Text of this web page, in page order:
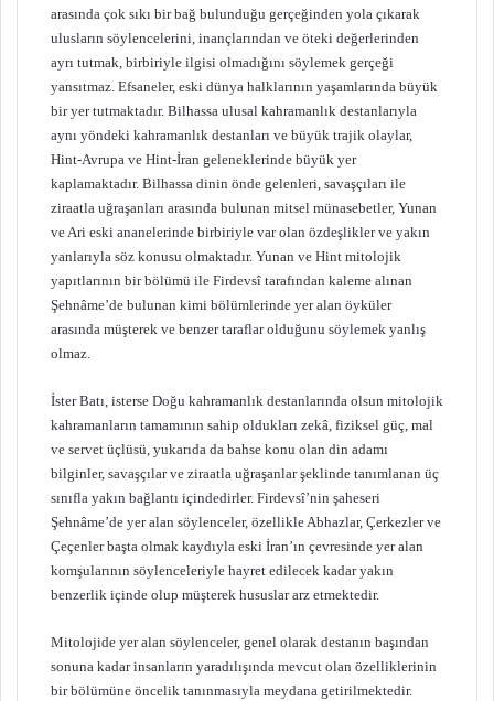
arasında çok sıkı bir bağ bulunduğu gerçeğinden yola çıkarak
ulusların söylencelerini, inançlarından ve öteki değerlerinden
ayrı tutmak, birbiriyle ilgisi olmadığını söylemek gerçeği
yansıtmaz. Efsaneler, eski dünya halklarının yaşamlarında büyük
bir yer tutmaktadır. Bilhassa ulusal kahramanlık destanlarıyla
aynı yöndeki kahramanlık destanları ve büyük trajik olaylar,
Hint-Avrupa ve Hint-İran geleneklerinde büyük yer
kaplamaktadır. Bilhassa dinin önde gelenleri, savaşçıları ile
ziraatla uğraşanları arasında bulunan mitsel münasebetler, Yunan
ve Ari eski ananelerinde birbiriyle var olan özdeşlikler ve yakın
yanlarıyla söz konusu olmaktadır. Yunan ve Hint mitolojik
yapıtlarının bir bölümü ile Firdevsî tarafından kaleme alınan
Şehnâme’de bulunan kimi bölümlerinde yer alan öyküler
arasında müşterek ve benzer taraflar olduğunu söylemek yanlış
olmaz.
İster Batı, isterse Doğu kahramanlık destanlarında olsun mitolojik
kahramanların tamamının sahip oldukları zekâ, fiziksel güç, mal
ve servet üçlüsü, yukarıda da bahse konu olan din adamı
bilginler, savaşçılar ve ziraatla uğraşanlar şeklinde tanımlanan üç
sınıfla yakın bağlantı içindedirler. Firdevsî’nin şaheseri
Şehnâme’de yer alan söylenceler, özellikle Abhazlar, Çerkezler ve
Çeçenler başta olmak kaydıyla eski İran’ın çevresinde yer alan
komşularının söylenceleriyle hayret edilecek kadar yakın
benzerlik içinde olup müşterek hususlar arz etmektedir.
Mitolojide yer alan söylenceler, genel olarak destanın başından
sonuna kadar insanların yaradılışında mevcut olan özelliklerinin
bir bölümüne öncelik tanınmasıyla meydana getirilmektedir.